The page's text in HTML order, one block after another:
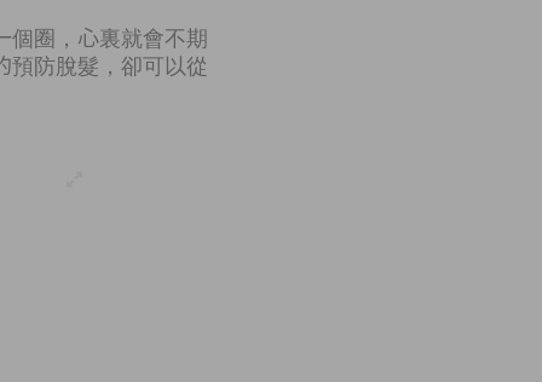
個圈，心裏就會不期
預防脫髮，卻可以從